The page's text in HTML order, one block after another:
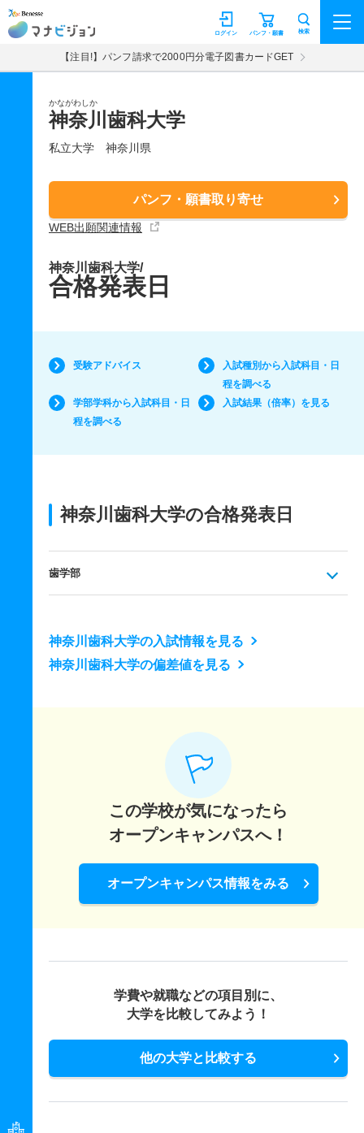
マナビジョン パンフ・願書
ログイン 検索
【注目!】パンフ請求で2000円分電子図書カードGET
かながわしか
神奈川歯科大学
私立大学 神奈川県
パンフ・願書取り寄せ
WEB出願関連情報
神奈川歯科大学/
合格発表日
受験アドバイス
入試種別から入試科目・日
程を調べる
学部学科から入試科目・日
程を調べる
入試結果（倍率）を見る
神奈川歯科大学の合格発表日
歯学部
神奈川歯科大学の入試情報を見る
神奈川歯科大学の偏差値を見る
この学校が気になったら
オープンキャンパスへ！
オープンキャンパス情報をみる
学費や就職などの項目別に、
大学を比較してみよう！
他の大学と比較する